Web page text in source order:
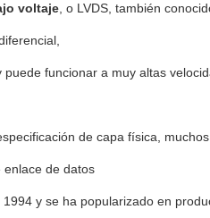
voltaje , o LVDS, también
puede funcionar a muy altas
de capa física,
enlace de datos
y se ha popularizado en